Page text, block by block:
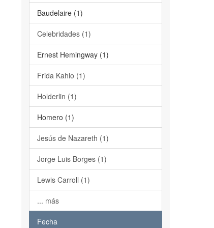
Baudelaire (1)
Celebridades (1)
Ernest Hemingway (1)
Frida Kahlo (1)
Holderlin (1)
Homero (1)
Jesús de Nazareth (1)
Jorge Luis Borges (1)
Lewis Carroll (1)
... más
Fecha